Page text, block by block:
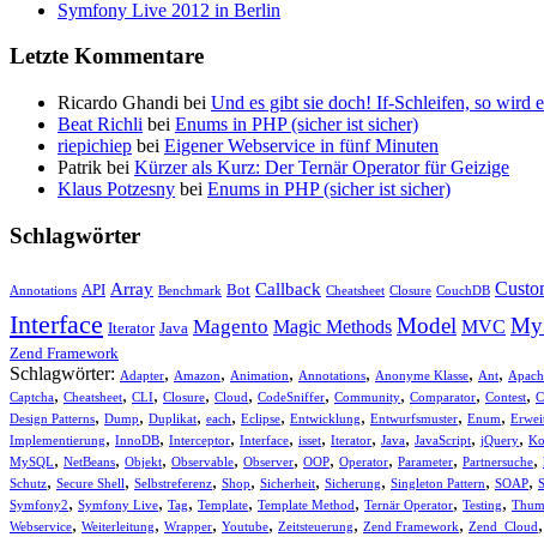
Symfony Live 2012 in Berlin
Letzte Kommentare
Ricardo Ghandi bei Und es gibt sie doch! If-Schleifen, so wird
Beat Richli bei Enums in PHP (sicher ist sicher)
riepichiep bei Eigener Webservice in fünf Minuten
Patrik bei Kürzer als Kurz: Der Ternär Operator für Geizige
Klaus Potzesny bei Enums in PHP (sicher ist sicher)
Schlagwörter
Annotations API Array Benchmark Bot Callback Cheatsheet Closure CouchDB
Interface Iterator Java Magento Magic Methods Model MVC
Zend Framework
Schlagwörter: Adapter, Amazon, Animation, Annotations, Anonyme Klasse, Ant,
Captcha, Cheatsheet, CLI, Closure, Cloud, CodeSniffer, Community, Comparator, Contest,
Design Patterns, Dump, Duplikat, each, Eclipse, Entwicklung, Entwurfsmuster, Enum,
Implementierung, InnoDB, Interceptor, Interface, isset, Iterator, Java, JavaScript, jQuery,
MySQL, NetBeans, Objekt, Observable, Observer, OOP, Operator, Parameter, Partnersuche,
Schutz, Secure Shell, Selbstreferenz, Shop, Sicherheit, Sicherung, Singleton Pattern, SOAP,
Symfony2, Symfony Live, Tag, Template, Template Method, Ternär Operator, Testing,
Webservice, Weiterleitung, Wrapper, Youtube, Zeitsteuerung, Zend Framework, Zend_Cloud,